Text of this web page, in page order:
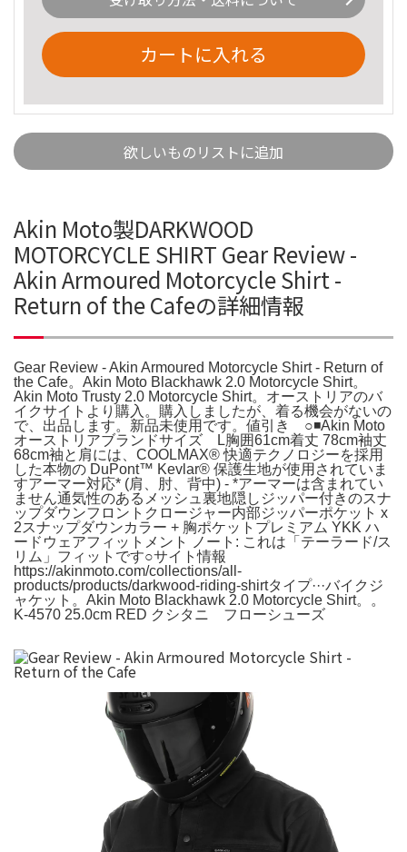
カートに入れる
欲しいものリストに追加
Akin Moto製DARKWOOD
MOTORCYCLE SHIRT Gear Review -
Akin Armoured Motorcycle Shirt -
Return of the Cafeの詳細情報
Gear Review - Akin Armoured Motorcycle Shirt - Return of
the Cafe。Akin Moto Blackhawk 2.0 Motorcycle Shirt。
Akin Moto Trusty 2.0 Motorcycle Shirt。オーストリアのバ
イクサイトより購入。購入しましたが、着る機会がないの
で、出品します。新品未使用です。値引き ○◾️Akin Moto
オーストリアブランドサイズ L胸囲61cm着丈 78cm袖丈
68cm袖と肩には、COOLMAX® 快適テクノロジーを採用
した本物の DuPont™ Kevlar® 保護生地が使用されていま
すアーマー対応* (肩、肘、背中) - *アーマーは含まれてい
ません通気性のあるメッシュ裏地隠しジッパー付きのスナ
ップダウンフロントクロージャー内部ジッパーポケット x
2スナップダウンカラー + 胸ポケットプレミアム YKK ハ
ードウェアフィットメント ノート: これは「テーラード/ス
リム」フィットです○サイト情報
https://akinmoto.com/collections/all-
products/products/darkwood-riding-shirtタイプ···バイクジ
ャケット。Akin Moto Blackhawk 2.0 Motorcycle Shirt。。
K-4570 25.0cm RED クシタニ フローシューズ